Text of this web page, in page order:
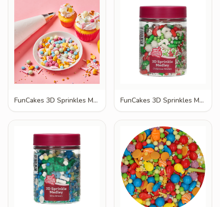
FunCakes 3D Sprinkles Medley Be a Unicorn 70g FunCakes 3D Sprinkles Medley Christmas Wishes 70g